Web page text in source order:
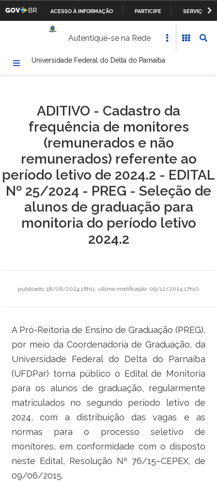
PARA
CONTEÚDO
ACESSO À INFORMAÇÃO PARTICIPE
SERVIÇOS
Ministério da Defesa
Ministério da Fazenda
Ministério dos Transportes, Portos e Aviação Civil
Ministério da Agricultura, Pecuária e Abastecimento
Ministério da Educação
Ministério da Cultura
Ministério do Trabalho
Ministério do Planejamento, Desenvolvimento e Gestão
Ministério do Meio Ambiente
Ministério do Esporte
Ministério do Turismo
Ministério da Integração Nacional
Autentique-se na Rede
Universidade Federal do Delta do Parnaíba
ADITIVO - Cadastro da
frequência de monitores
(remunerados e não
remunerados) referente ao
período letivo de 2024.2 - EDITAL
Nº 25/2024 - PREG - Seleção de
alunos de graduação para
monitoria do período letivo
2024.2
publicado: 18/06/2024 16h11, última modificação: 09/12/2024 17h10
A Pró-Reitoria de Ensino de Graduação (PREG),
por meio da Coordenadoria de Graduação, da
Universidade Federal do Delta do Parnaíba
(UFDPar) torna público o Edital de Monitoria
para os alunos de graduação, regularmente
matriculados no segundo período letivo de
2024, com a distribuição das vagas e as
normas para o processo seletivo de
monitores, em conformidade com o disposto
neste Edital, Resolução Nº 76/15–CEPEX, de
09/06/2015.